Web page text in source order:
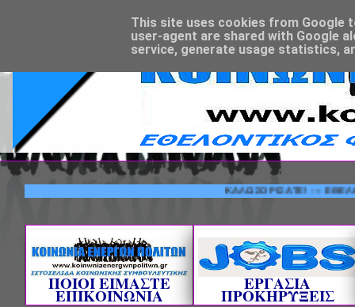
ΚΑΛΩΣΟΡΙΣΑΤΕ! ---
ΠΟΙΟΙ ΕΙΜΑΣΤΕ
ΕΠΙΚΟΙΝΩΝΙΑ
ΕΡΓΑΣΙΑ
ΠΡΟΚΗΡΥΞΕΙΣ
This site uses cookies from Google
user-agent are shared with Google
service, generate usage statistics,